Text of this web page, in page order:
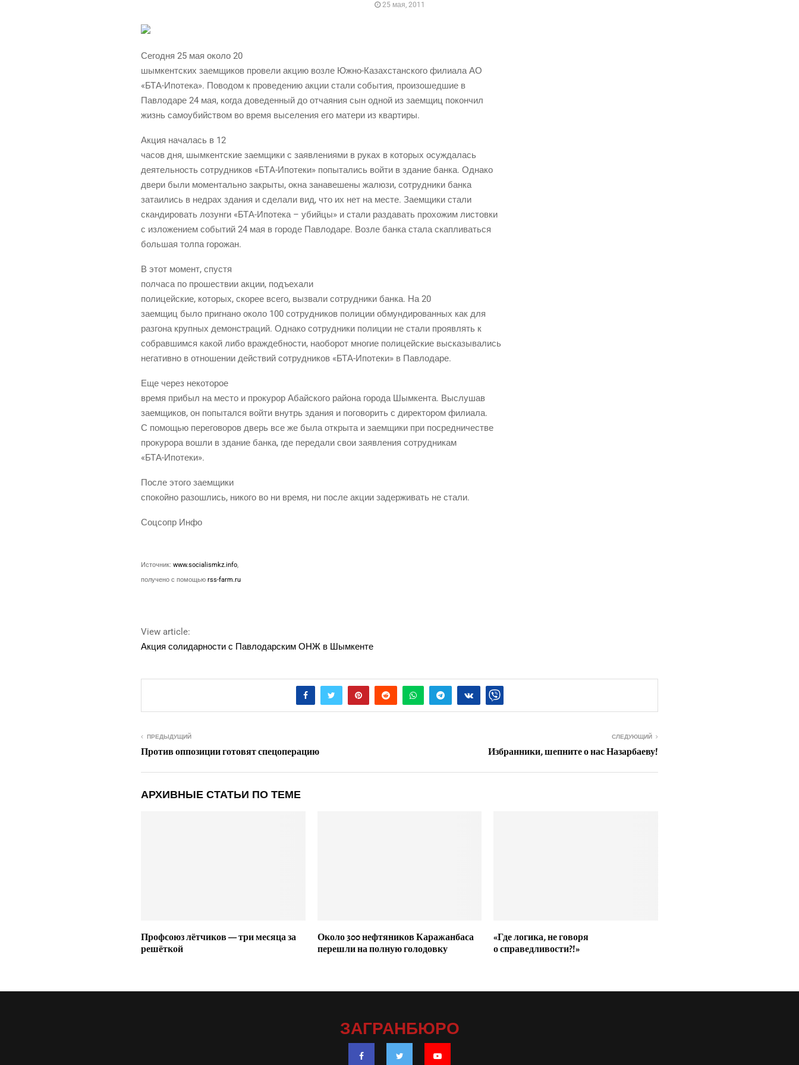
25 мая, 2011
Сего­дня 25 мая око­ло 20
шым­кент­ских заем­щи­ков про­ве­ли акцию воз­ле Южно-Казах­стан­ско­го фили­а­ла АО
«БТА-Ипо­те­ка». Пово­дом к про­ве­де­нию акции ста­ли собы­тия, про­изо­шед­шие в
Пав­ло­да­ре 24 мая, когда дове­ден­ный до отча­я­ния сын одной из заем­щиц покончил
жизнь само­убий­ством во вре­мя высе­ле­ния его мате­ри из квартиры.
Акция нача­лась в 12
часов дня, шым­кент­ские заем­щи­ки с заяв­ле­ни­я­ми в руках в кото­рых осуждалась
дея­тель­ность сотруд­ни­ков «БТА-Ипо­те­ки» попы­та­лись вой­ти в зда­ние бан­ка. Однако
две­ри были момен­таль­но закры­ты, окна зана­ве­ше­ны жалю­зи, сотруд­ни­ки банка
зата­и­лись в нед­рах зда­ния и сде­ла­ли вид, что их нет на месте. Заем­щи­ки стали
скан­ди­ро­вать лозун­ги «БТА-Ипо­те­ка – убий­цы» и ста­ли раз­да­вать про­хо­жим листовки
с изло­же­ни­ем собы­тий 24 мая в горо­де Пав­ло­да­ре. Воз­ле бан­ка ста­ла скапливаться
боль­шая тол­па горожан.
В этот момент, спустя
пол­ча­са по про­ше­ствии акции, подъ­е­ха­ли
поли­цей­ские, кото­рых, ско­рее все­го, вызва­ли сотруд­ни­ки бан­ка. На 20
заем­щиц было при­гна­но око­ло 100 сотруд­ни­ков поли­ции обмун­ди­ро­ван­ных как для
раз­го­на круп­ных демон­стра­ций. Одна­ко сотруд­ни­ки поли­ции не ста­ли про­яв­лять к
собрав­шим­ся какой либо враж­деб­но­сти, наобо­рот мно­гие поли­цей­ские высказывались
нега­тив­но в отно­ше­нии дей­ствий сотруд­ни­ков «БТА-Ипо­те­ки» в Павлодаре.
Еще через некоторое
вре­мя при­был на место и про­ку­рор Абай­ско­го рай­о­на горо­да Шым­кен­та. Выслушав
заем­щи­ков, он попы­тал­ся вой­ти внутрь зда­ния и пого­во­рить с дирек­то­ром филиала.
С помо­щью пере­го­во­ров дверь все же была откры­та и заем­щи­ки при посредничестве
про­ку­ро­ра вошли в зда­ние бан­ка, где пере­да­ли свои заяв­ле­ния сотрудникам
«БТА-Ипо­те­ки».
После это­го заемщики
спо­кой­но разо­шлись, нико­го во ни вре­мя, ни после акции задер­жи­вать не стали.
Соц­сопр Инфо
Источ­ник: www.socialismkz.info,
полу­че­но с помо­щью rss-farm.ru
View article:
Акция соли­дар­но­сти с Пав­ло­дар­ским ОНЖ в Шымкенте
ПРЕДЫДУЩИЙ
Против оппозиции готовят спецоперацию
СЛЕДУЮЩИЙ
Избранники, шепните о нас Назарбаеву!
АРХИВНЫЕ СТАТЬИ ПО ТЕМЕ
Профсоюз лётчиков — три месяца за
решёткой
Около 300 нефтяников Каражанбаса
перешли на полную голодовку
«Где логика, не говоря
о справедливости?!»
ЗАГРАНБЮРО